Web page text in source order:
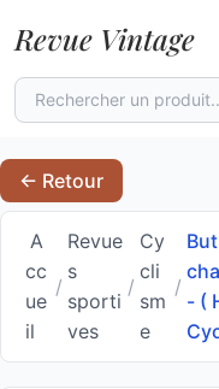
Revue Vintage
← Retour
A
cc
ue
il
/
Revue
s
sporti
ves
/
Cy
cli
sm
e
/
- (